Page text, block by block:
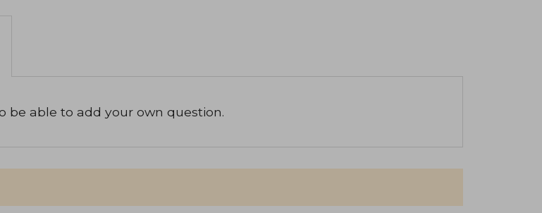
be able to add your own question.